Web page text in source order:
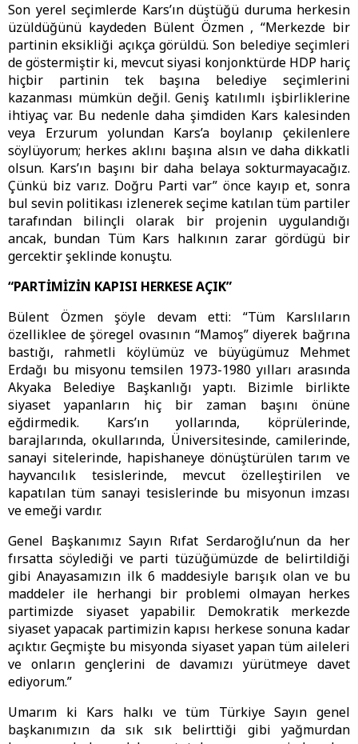
Son yerel seçimlerde Kars’ın düştüğü duruma herkesin
üzüldüğünü kaydeden Bülent Özmen , “Merkezde bir
partinin eksikliği açıkça görüldü. Son belediye seçimleri
de göstermiştir ki, mevcut siyasi konjonktürde HDP hariç
hiçbir partinin tek başına belediye seçimlerini
kazanması mümkün değil. Geniş katılımlı işbirliklerine
ihtiyaç var. Bu nedenle daha şimdiden Kars kalesinden
veya Erzurum yolundan Kars’a boylanıp çekilenlere
söylüyorum; herkes aklını başına alsın ve daha dikkatli
olsun. Kars’ın başını bir daha belaya sokturmayacağız.
Çünkü biz varız. Doğru Parti var” önce kayıp et, sonra
bul sevin politikası izlenerek seçime katılan tüm partiler
tarafından bilinçli olarak bir projenin uygulandığı
ancak, bundan Tüm Kars halkının zarar gördügü bir
gercektir şeklinde konuştu.
“PARTİMİZİN KAPISI HERKESE AÇIK”
Bülent Özmen şöyle devam etti: “Tüm Karslıların
özelliklee de şöregel ovasının “Mamoş” diyerek bağrına
bastığı, rahmetli köylümüz ve büyügümuz Mehmet
Erdağı bu misyonu temsilen 1973-1980 yılları arasında
Akyaka Belediye Başkanlığı yaptı. Bizimle birlikte
siyaset yapanların hiç bir zaman başını önüne
eğdirmedik. Kars’ın yollarında, köprülerinde,
barajlarında, okullarında, Üniversitesinde, camilerinde,
sanayi sitelerinde, hapishaneye dönüştürülen tarım ve
hayvancılık tesislerinde, mevcut özelleştirilen ve
kapatılan tüm sanayi tesislerinde bu misyonun imzası
ve emeği vardır.
Genel Başkanımız Sayın Rıfat Serdaroğlu’nun da her
fırsatta söylediği ve parti tüzüğümüzde de belirtildiği
gibi Anayasamızın ilk 6 maddesiyle barışık olan ve bu
maddeler ile herhangi bir problemi olmayan herkes
partimizde siyaset yapabilir. Demokratik merkezde
siyaset yapacak partimizin kapısı herkese sonuna kadar
açıktır. Geçmişte bu misyonda siyaset yapan tüm aileleri
ve onların gençlerini de davamızı yürütmeye davet
ediyorum.”
Umarım ki Kars halkı ve tüm Türkiye Sayın genel
başkanımızın da sık sık belirttiği gibi yağmurdan